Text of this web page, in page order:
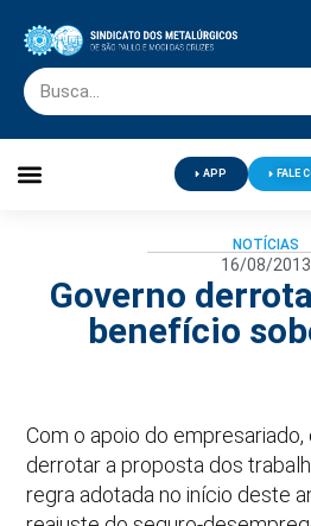
APP FALE
NOTÍCIAS
16/08/2013
Governo
benefício
Com o apoio do
derrotar a proposta dos
regra adotada no início deste